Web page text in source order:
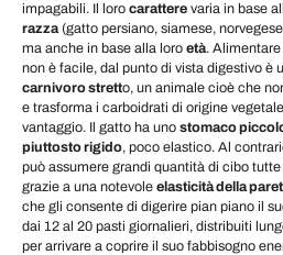
impagabili. Il loro carattere varia in base
razza (gatto persiano, siamese,
ma anche in base alla loro età.
non è facile, dal punto di vista digestivo è
carnivoro stretto, un animale cioè che
e trasforma i carboidrati di origine
vantaggio. Il gatto ha uno stomaco
piuttosto rigido, poco elastico. Al
può assumere grandi quantità di cibo
grazie a una notevole elasticità della
che gli consente di digerire pian piano il
dai 12 al 20 pasti giornalieri, distribuiti
per arrivare a coprire il suo fabbisogno